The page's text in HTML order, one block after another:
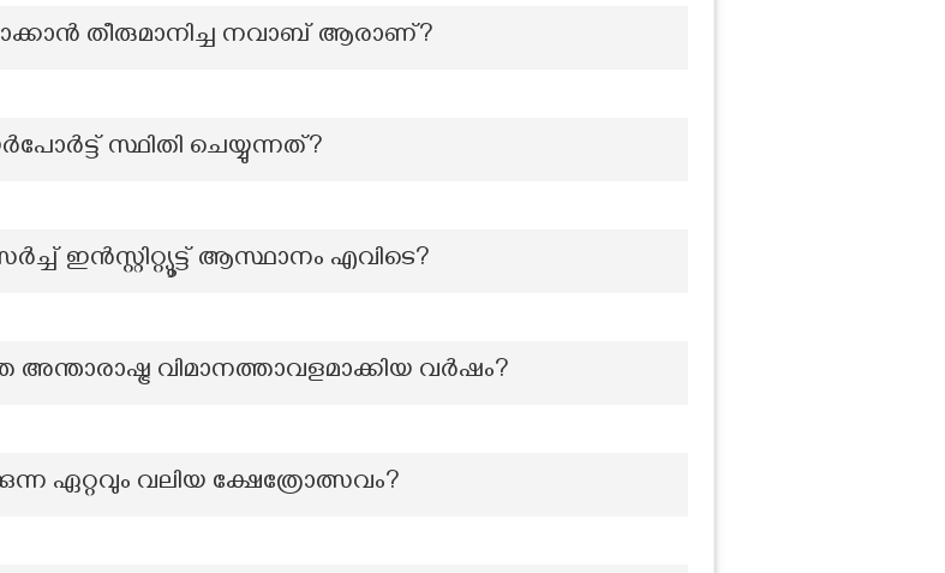
തീരുമാനിച്ച നവാബ് ആരാണ്?
സ്ഥിതി ചെയ്യുന്നത്?
ഇൻസ്റ്റിറ്റ്യൂട്ട് ആസ്ഥാനം എവിടെ?
അന്താരാഷ്ട്ര വിമാനത്താവളമാക്കിയ വർഷം?
ഏറ്റവും വലിയ ക്ഷേത്രോത്സവം?